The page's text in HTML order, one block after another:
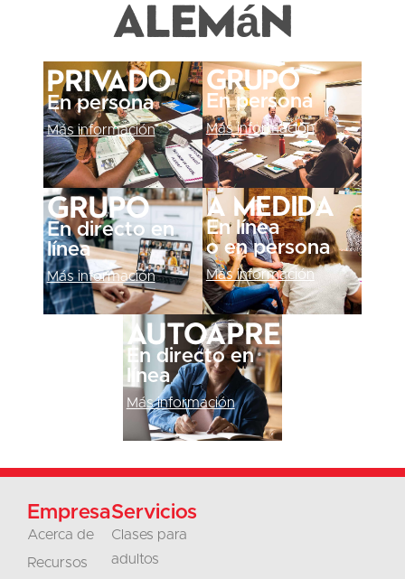
alemán
Privado
En persona
Más información
Grupo
En persona
Más información
Grupo
En directo en
línea
Más información
A medida
En línea
o en persona
Más información
Autoaprendizaje
En directo en
línea
Más información
Empresa
Acerca de
Recursos
Servicios
Clases para
adultos